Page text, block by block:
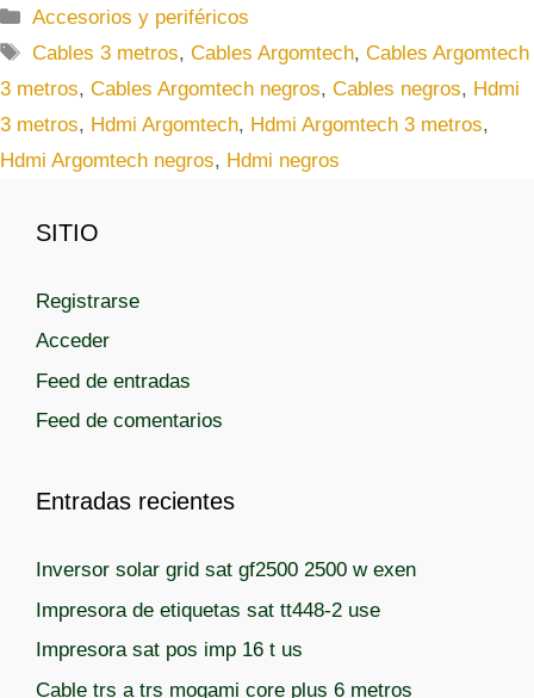
C
a
e
g
o
í
Accesorios y periféricos
E
t
q
u
t
s
Cables 3 metros,Cables Argomtech,Cables Argomtech
3 metros, Cables Argomtech negros, Cables negros, Hdmi
3 metros, Hdmi Argomtech, Hdmi Argomtech 3 metros,
Hdmi Argomtech negros, Hdmi negros
SITIO
Registrarse
Acceder
Feed de entradas
Feed de comentarios
Entradas recientes
Inversor solar grid sat gf2500 2500 w exen
Impresora de etiquetas sat tt448-2 use
Impresora sat pos imp 16 t us
Cable trs a trs mogami core plus 6 metros